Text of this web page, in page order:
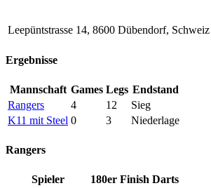
Leepüntstrasse 14, 8600 Dübendorf, Schweiz
Ergebnisse
Mannschaft Games Legs Endstand
Rangers
4 12
Sieg
K11 mit Steel 0 3 Niederlage
Rangers
Spieler 180er Finish Darts